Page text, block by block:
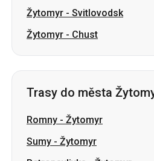
Trasy do města Žytomyr
Romny-Žytomyr
Petropavlivka-Žytomyr
Svityaz-Žytomyr
Vasylkivka-Žytomyr